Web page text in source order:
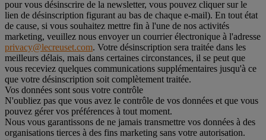
pour vous désinscrire de la newsletter, vous pouvez cliquer sur le
lien de désinscription figurant au bas de chaque e-mail). En tout état
de cause, si vous souhaitez mettre fin à l'une de nos activités
marketing, veuillez nous envoyer un courrier électronique à l'adresse
privacy@lecreuset.com. Votre désinscription sera traitée dans les
meilleurs délais, mais dans certaines circonstances, il se peut que
vous receviez quelques communications supplémentaires jusqu'à ce
que votre désinscription soit complètement traitée.
Vos données sont sous votre contrôle
N'oubliez pas que vous avez le contrôle de vos données et que vous
pouvez gérer vos préférences à tout moment.
Nous vous garantissons de ne jamais transmettre vos données à des
organisations tierces à des fins marketing sans votre autorisation.